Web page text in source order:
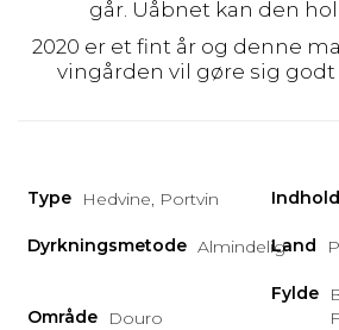
går. Uåbnet kan den
2020 er et fint år og denne
vingården vil gøre sig
Type Hedvine, Portvin
Dyrkningsmetode AlmindeligLand
Område Douro
Fylde